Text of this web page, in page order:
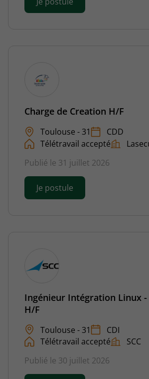
Charge de Creation H/F
Toulouse - 31
CDD
Télétravail accepté
Publié le 31 juillet 2026
Je postule
Ingénieur Intégration Linux -
H/F
Toulouse - 31
CDI
Télétravail accepté
SCC
Publié le 30 juillet 2026